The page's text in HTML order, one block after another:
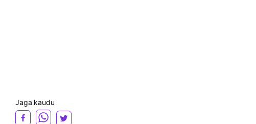
Jaga kaudu